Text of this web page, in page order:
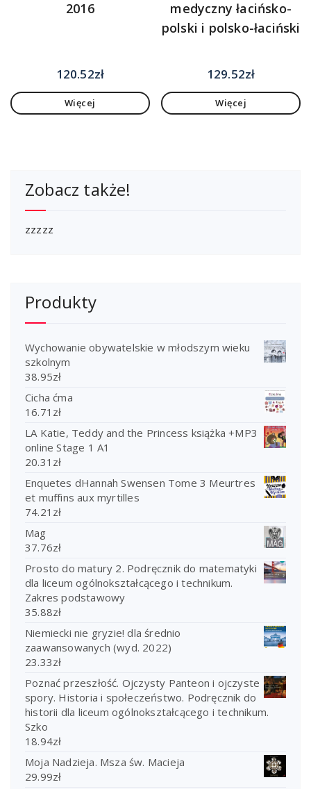
2016
120.52zł
Więcej
medyczny łacińsko-
polski i polsko-łaciński
129.52zł
Więcej
Zobacz także!
zzzzz
Produkty
Wychowanie obywatelskie w młodszym wieku
szkolnym
38.95zł
Cicha ćma
16.71 zł
LA Katie, Teddy and the Princess książka +MP3
online Stage 1 A1
20.31 zł
Enquetes dHannah Swensen Tome 3 Meurtres
et muffins aux myrtilles
74.21 zł
Mag
37.76zł
Prosto do matury 2. Podręcznik do matematyki
dla liceum ogólnokształcącego i technikum.
Zakres podstawowy
35.88zł
Niemiecki nie gryzie! dla średnio
zaawansowanych (wyd. 2022)
23.33zł
Poznać przeszłość. Ojczysty Panteon i ojczyste
spory. Historia i społeczeństwo. Podręcznik do
historii dla liceum ogólnokształcącego i technikum.
Szko
18.94zł
Moja Nadzieja. Msza św. Macieja
29.99zł